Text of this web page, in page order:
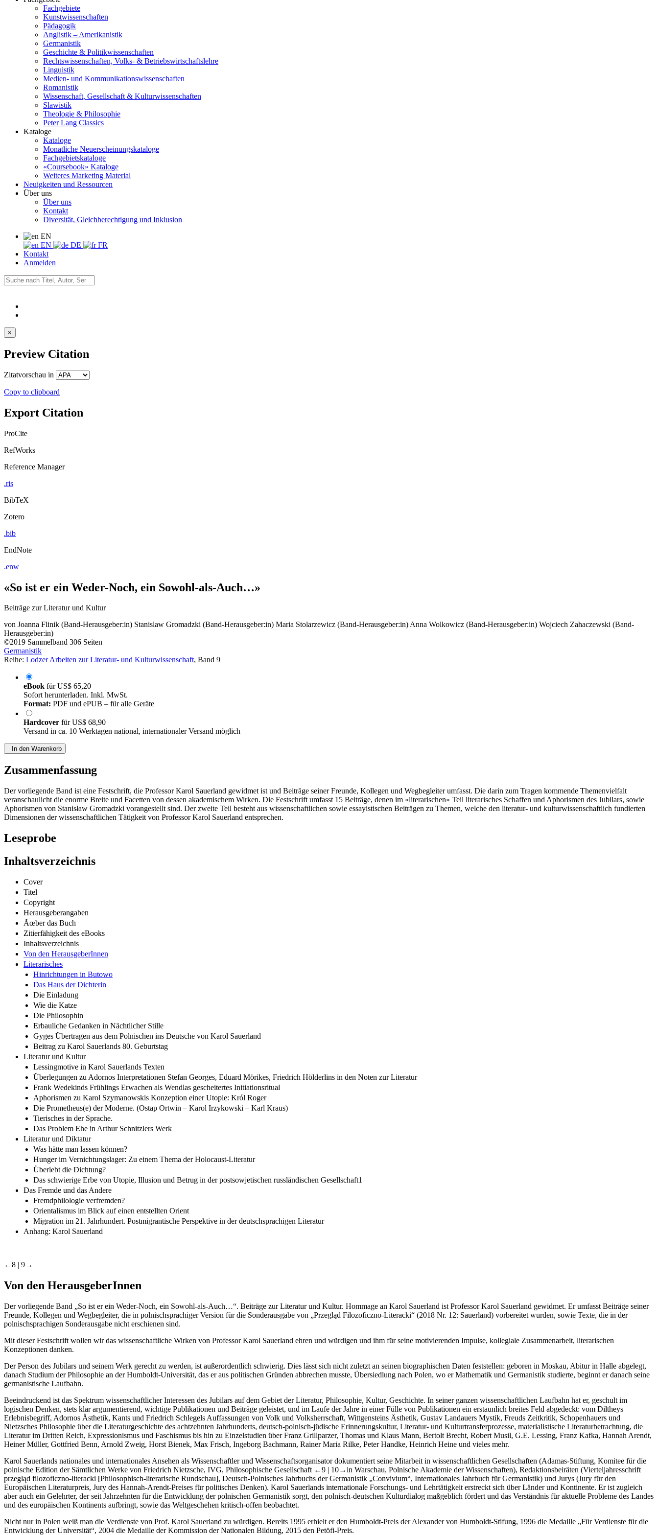
Fachgebiete
Kunstwissenschaften
Pädagogik
Anglistik – Amerikanistik
Germanistik
Geschichte & Politikwissenschaften
Rechtswissenschaften, Volks- & Betriebswirtschaftslehre
Linguistik
Medien- und Kommunikationswissenschaften
Romanistik
Wissenschaft, Gesellschaft & Kulturwissenschaften
Slawistik
Theologie & Philosophie
Peter Lang Classics
Kataloge
Kataloge
Monatliche Neuerscheinungskataloge
Fachgebietskataloge
«Coursebook» Kataloge
Weiteres Marketing Material
Neuigkeiten und Ressourcen
Über uns
Über uns
Kontakt
Diversität, Gleichberechtigung und Inklusion
EN
EN
DE
FR
Kontakt
Anmelden
×
Preview Citation
Zitatvorschau in
Copy to clipboard
Export Citation
ProCite
RefWorks
Reference Manager
.ris
BibTeX
Zotero
.bib
EndNote
.enw
«So ist er ein Weder-Noch, ein Sowohl-als-Auch…»
Beiträge zur Literatur und Kultur
von Joanna Flinik (Band-Herausgeber:in) Stanislaw Gromadzki (Band-Herausgeber:in) Maria Stolarzewicz (Band-Herausgeber:in)Anna Wolkowicz (Band-Herausgeber:in) Wojciech Zahaczewski (Band-
Herausgeber:in)
©2019 Sammelband 306 Seiten
Germanistik
Reihe: Lodzer Arbeiten zur Literatur- und Kulturwissenschaft, Band 9
eBook fürUS$ 65,20
Sofort herunterladen. Inkl. MwSt.
Format: PDF und ePUB – für alle Geräte
Hardcover fürUS$ 68,90
Versand in ca. 10 Werktagen national, internationaler Versand möglich
In den Warenkorb
Zusammenfassung
Der vorliegende Band ist eine Festschrift, die Professor Karol Sauerland gewidmet ist und Beiträge seiner Freunde, Kollegen und Wegbegleiter umfasst. Die darin zum Tragen kommende Themenvielfalt
veranschaulicht die enorme Breite und Facetten von dessen akademischem Wirken. Die Festschrift umfasst 15 Beiträge, denen im «literarischen» Teil literarisches Schaffen und Aphorismen des Jubilars, sowie
Aphorismen von Stanisław Gromadzki vorangestellt sind. Der zweite Teil besteht aus wissenschaftlichen sowie essayistischen Beiträgen zu Themen, welche den literatur- und kulturwissenschaftlich fundierten
Dimensionen der wissenschaftlichen Tätigkeit von Professor Karol Sauerland entsprechen.
Leseprobe
Inhaltsverzeichnis
Cover
Titel
Copyright
Herausgeberangaben
Ãœber das Buch
Zitierfähigkeit des eBooks
Inhaltsverzeichnis
Von den HerausgeberInnen
Literarisches
Hinrichtungen in Butowo
Das Haus der Dichterin
Die Einladung
Wie die Katze
Die Philosophin
Erbauliche Gedanken in Nächtlicher Stille
Gyges Übertragen aus dem Polnischen ins Deutsche von Karol Sauerland
Beitrag zu Karol Sauerlands 80. Geburtstag
Literatur und Kultur
Lessingmotive in Karol Sauerlands Texten
Überlegungen zu Adornos Interpretationen Stefan Georges, Eduard Mörikes, Friedrich Hölderlins in den Noten zur Literatur
Frank Wedekinds Frühlings Erwachen als Wendlas gescheitertes Initiationsritual
Aphorismen zu Karol Szymanowskis Konzeption einer Utopie: Król Roger
Die Prometheus(e) der Moderne. (Ostap Ortwin – Karol Irzykowski – Karl Kraus)
Tierisches in der Sprache.
Das Problem Ehe in Arthur Schnitzlers Werk
Literatur und Diktatur
Was hätte man lassen können?
Hunger im Vernichtungslager: Zu einem Thema der Holocaust-Literatur
Überlebt die Dichtung?
Das schwierige Erbe von Utopie, Illusion und Betrug in der postsowjetischen russländischen Gesellschaft1
Das Fremde und das Andere
Fremdphilologie verfremden?
Orientalismus im Blick auf einen entstellten Orient
Migration im 21. Jahrhundert. Postmigrantische Perspektive in der deutschsprachigen Literatur
Anhang: Karol Sauerland
←8 | 9→
Von den HerausgeberInnen
Der vorliegende Band „So ist er ein Weder-Noch, ein Sowohl-als-Auch…“. Beiträge zur Literatur und Kultur. Hommage an Karol Sauerland ist Professor Karol Sauerland gewidmet. Er umfasst Beiträge seiner
Freunde, Kollegen und Wegbegleiter, die in polnischsprachiger Version für die Sonderausgabe von „Przegląd Filozoficzno-Literacki“ (2018 Nr. 12: Sauerland) vorbereitet wurden, sowie Texte, die in der
polnischsprachigen Sonderausgabe nicht erschienen sind.
Mit dieser Festschrift wollen wir das wissenschaftliche Wirken von Professor Karol Sauerland ehren und würdigen und ihm für seine motivierenden Impulse, kollegiale Zusammenarbeit, literarischen
Konzeptionen danken.
Der Person des Jubilars und seinem Werk gerecht zu werden, ist außerordentlich schwierig. Dies lässt sich nicht zuletzt an seinen biographischen Daten feststellen: geboren in Moskau, Abitur in Halle abgelegt,
danach Studium der Philosophie an der Humboldt-Universität, das er aus politischen Gründen abbrechen musste, Übersiedlung nach Polen, wo er Mathematik und Germanistik studierte, beginnt er danach seine
germanistische Laufbahn.
Beeindruckend ist das Spektrum wissenschaftlicher Interessen des Jubilars auf dem Gebiet der Literatur, Philosophie, Kultur, Geschichte. In seiner ganzen wissenschaftlichen Laufbahn hat er, geschult im
logischen Denken, stets klar argumentierend, wichtige Publikationen und Beiträge geleistet, und im Laufe der Jahre in einer Fülle von Publikationen ein erstaunlich breites Feld abgedeckt: vom Diltheys
Erlebnisbegriff, Adornos Ästhetik, Kants und Friedrich Schlegels Auffassungen von Volk und Volksherrschaft, Wittgensteins Ästhetik, Gustav Landauers Mystik, Freuds Zeitkritik, Schopenhauers und
Nietzsches Philosophie über die Literaturgeschichte des achtzehnten Jahrhunderts, deutsch-polnisch-jüdische Erinnerungskultur, Literatur- und Kulturtransferprozesse, materialistische Literaturbetrachtung, die
Literatur im Dritten Reich, Expressionismus und Faschismus bis hin zu Einzelstudien über Franz Grillparzer, Thomas und Klaus Mann, Bertolt Brecht, Robert Musil, G.E. Lessing, Franz Kafka, Hannah Arendt,
Heiner Müller, Gottfried Benn, Arnold Zweig, Horst Bienek, Max Frisch, Ingeborg Bachmann, Rainer Maria Rilke, Peter Handke, Heinrich Heine und vieles mehr.
Karol Sauerlands nationales und internationales Ansehen als Wissenschaftler und Wissenschaftsorganisator dokumentiert seine Mitarbeit in wissenschaftlichen Gesellschaften (Adamas-Stiftung, Komitee für die
polnische Edition der Sämtlichen Werke von Friedrich Nietzsche, IVG, Philosophische Gesellschaft ←9 | 10→in Warschau, Polnische Akademie der Wissenschaften), Redaktionsbeiräten (Vierteljahresschrift
przegląd filozoficzno-literacki [Philosophisch-literarische Rundschau], Deutsch-Polnisches Jahrbuchs der Germanistik „Convivium“, Internationales Jahrbuch für Germanistik) und Jurys (Jury für den
Europäischen Literaturpreis, Jury des Hannah-Arendt-Preises für politisches Denken). Karol Sauerlands internationale Forschungs- und Lehrtätigkeit erstreckt sich über Länder und Kontinente. Er ist zugleich
aber auch ein Gelehrter, der seit Jahrzehnten für die Entwicklung der polnischen Germanistik sorgt, den polnisch-deutschen Kulturdialog maßgeblich fördert und das Verständnis für aktuelle Probleme des Landes
und des europäischen Kontinents aufbringt, sowie das Weltgeschehen kritisch-offen beobachtet.
Nicht nur in Polen weiß man die Verdienste von Prof. Karol Sauerland zu würdigen. Bereits 1995 erhielt er den Humboldt-Preis der Alexander von Humboldt-Stifung, 1996 die Medaille „Für Verdienste für die
Entwicklung der Universität“, 2004 die Medaille der Kommission der Nationalen Bildung, 2015 den Petöfi-Preis.